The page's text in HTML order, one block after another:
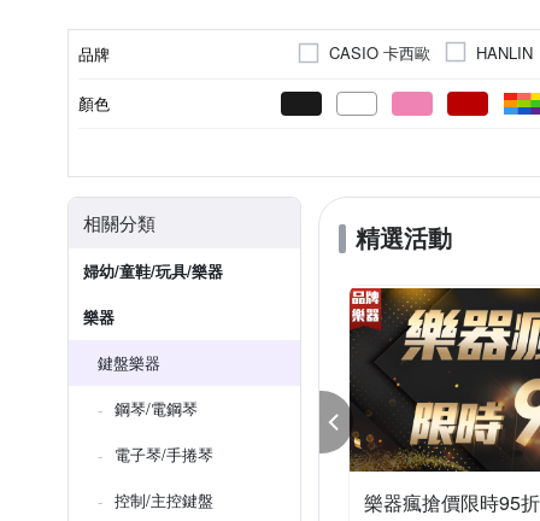
品牌 CASIO 卡西歐
HANLIN
YAMAHA 樂器
其他品牌
顏色
相關分類
婦幼/童鞋/玩具/樂器
樂器
鍵盤樂器
鋼琴/電鋼琴
電子琴/手捲琴
控制/主控鍵盤
精選活動
搶價限時93折 樂器瘋搶價限時85折